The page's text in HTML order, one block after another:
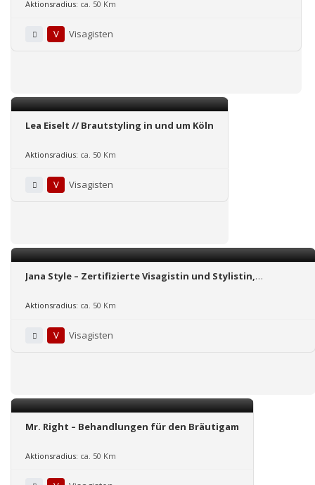
Aktionsradius: ca. 50 Km
V Visagisten
Lea Eiselt // Brautstyling in und um Köln
Aktionsradius: ca. 50 Km
V Visagisten
Jana Style – Zertifizierte Visagistin und Stylistin,
und Ihre Gäste
Aktionsradius: ca. 50 Km
V Visagisten
Mr. Right – Behandlungen für den Bräutigam
Aktionsradius: ca. 50 Km